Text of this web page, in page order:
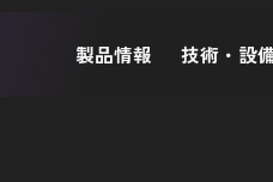
製品情報 技術・設